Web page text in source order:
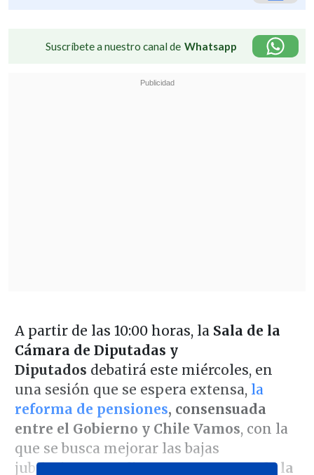
Suscríbete a nuestro canal de Whatsapp
A partir de las 10:00 horas, la Sala de la
Cámara de Diputadas y
Diputados debatirá este miércoles, en
una sesión que se espera extensa,la
reforma de pensiones, consensuada
entre el Gobierno y Chile Vamos, con la
que se busca mejorar las bajas
jubilaciones mediante unaumento de la